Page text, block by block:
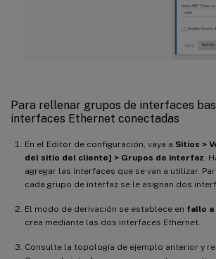
Para rellenar grupos de interfaces
interfaces Ethernet conectadas
En el Editor de configuración, vaya a Sitios >
del sitio del cliente] > Grupos de interfaz.
agregar las interfaces que se van a utilizar.
cada grupo de interfaz se le asignan dos
El modo de derivación se establece en fallo a
crea mediante las dos interfaces Ethernet.
Consulte la topología de ejemplo anterior y